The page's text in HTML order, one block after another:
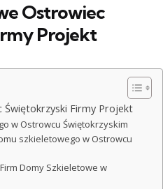
Ostrowiec
Projekt
Firmy Projekt
w Ostrowcu Świętokrzyskim
szkieletowego w Ostrowcu
Domy Szkieletowe w